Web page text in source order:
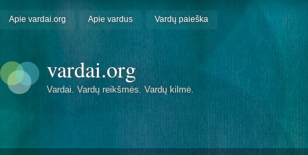
Apie vardai.org Apie vardus Vardų paieška
vardai.org
Vardai. Vardų reikšmės. Vardų kilmė.